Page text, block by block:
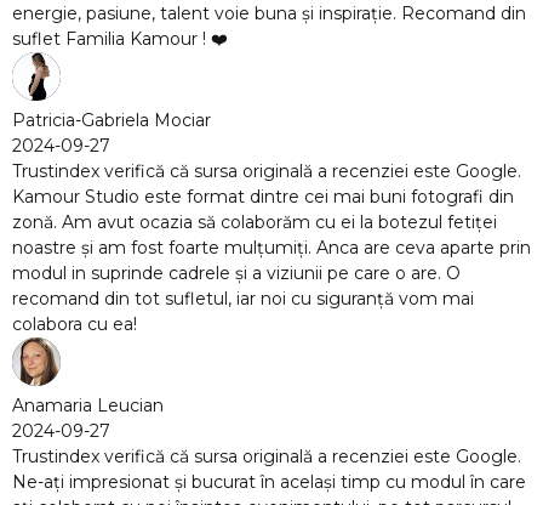
Recomand din
este Google.
buni fotografi din
botezul fetiței
ceva aparte prin
o are. O
vom mai
este Google.
cu modul în care